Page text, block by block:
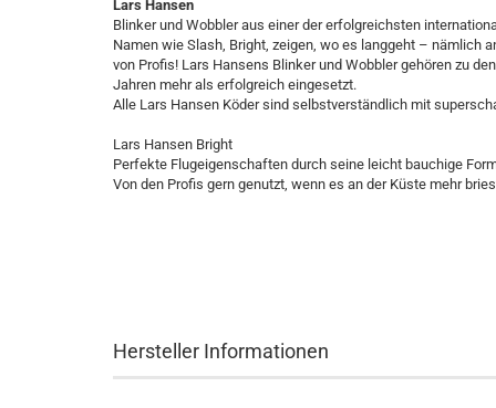
Lars Hansen
Blinker und Wobbler aus einer der erfolgreichsten
Namen wie Slash, Bright, zeigen, wo es langgeht – nämlich
von Profis! Lars Hansens Blinker und Wobbler gehören zu
Jahren mehr als erfolgreich eingesetzt.
Alle Lars Hansen Köder sind selbstverständlich mit
Lars Hansen Bright
Perfekte Flugeigenschaften durch seine leicht bauchige
Von den Profis gern genutzt, wenn es an der Küste mehr
Hersteller Informationen